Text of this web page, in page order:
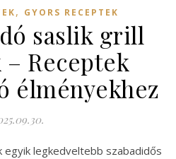
, GYORS RECEPTEK
saslik grill
Receptek
élményekhez